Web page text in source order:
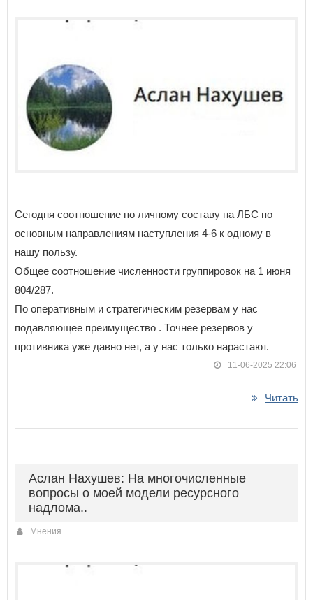
Сегодня соотношение по личному составу на ЛБС по
основным направлениям наступления 4-6 к одному в
нашу пользу.
Общее соотношение численности группировок на 1 июня
804/287.
По оперативным и стратегическим резервам у нас
подавляющее преимущество . Точнее резервов у
противника уже давно нет, а у нас только нарастают.
11-06-2025 22:06
Читать
Аслан Нахушев: На многочисленные
вопросы о моей модели ресурсного
надлома..
Мнения